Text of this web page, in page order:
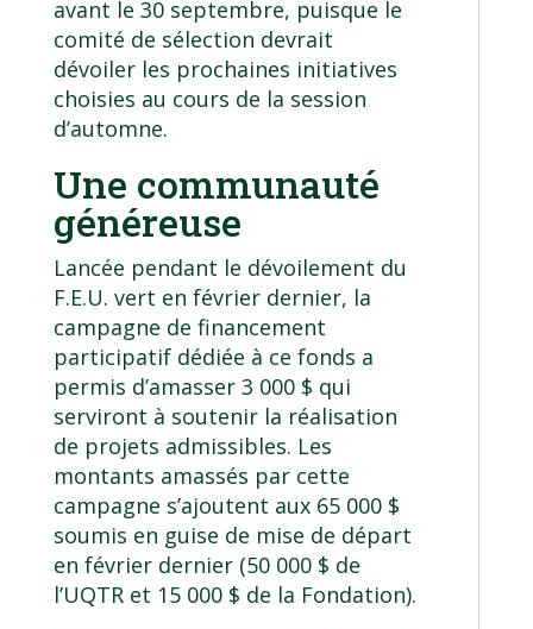
avant le 30 septembre, puisque le
comité de sélection devrait
dévoiler les prochaines initiatives
choisies au cours de la session
d’automne.
Une communauté
généreuse
Lancée pendant le dévoilement du
F.E.U. vert en février dernier, la
campagne de financement
participatif dédiée à ce fonds a
permis d’amasser 3 000 $ qui
serviront à soutenir la réalisation
de projets admissibles. Les
montants amassés par cette
campagne s’ajoutent aux 65 000 $
soumis en guise de mise de départ
en février dernier (50 000 $ de
l’UQTR et 15 000 $ de la Fondation).